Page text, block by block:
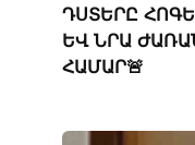
ԴՍՏԵՐԸ
ԵՎ ՆՐԱ
ՀԱՄԱՐ🚨